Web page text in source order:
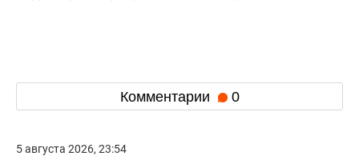
Комментарии 0
5 августа 2026, 23:54